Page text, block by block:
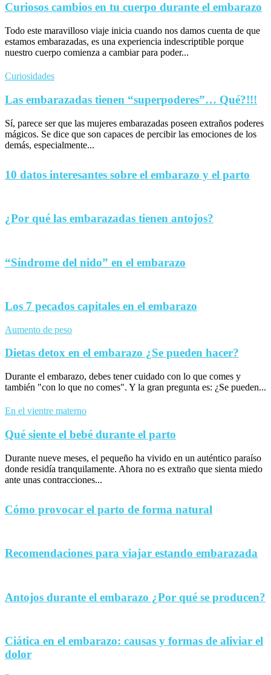
Curiosos cambios en tu cuerpo durante el embarazo
Todo este maravilloso viaje inicia cuando nos damos cuenta de que
estamos embarazadas, es una experiencia indescriptible porque
nuestro cuerpo comienza a cambiar para poder...
Curiosidades
Las embarazadas tienen “superpoderes”… Qué?!!!
Sí, parece ser que las mujeres embarazadas poseen extraños poderes
mágicos. Se dice que son capaces de percibir las emociones de los
demás, especialmente...
10 datos interesantes sobre el embarazo y el parto
¿Por qué las embarazadas tienen antojos?
“Síndrome del nido” en el embarazo
Los 7 pecados capitales en el embarazo
Aumento de peso
Dietas detox en el embarazo ¿Se pueden hacer?
Durante el embarazo, debes tener cuidado con lo que comes y
también "con lo que no comes". Y la gran pregunta es: ¿Se pueden...
En el vientre materno
Qué siente el bebé durante el parto
Durante nueve meses, el pequeño ha vivido en un auténtico paraíso
donde residía tranquilamente. Ahora no es extraño que sienta miedo
ante unas contracciones...
Cómo provocar el parto de forma natural
Recomendaciones para viajar estando embarazada
Antojos durante el embarazo ¿Por qué se producen?
Ciática en el embarazo: causas y formas de aliviar el
dolor